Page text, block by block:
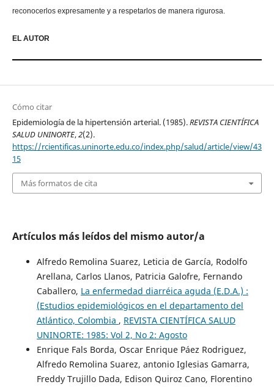
reconocerlos expresamente y a respetarlos de manera rigurosa.
EL AUTOR
Cómo citar
Epidemiología de la hipertensión arterial. (1985).REVISTA CIENTÍFICA
SALUD UNINORTE,2(2).
https://rcientificas.uninorte.edu.co/index.php/salud/article/view/43
15
Más formatos de cita
Artículos más leídos del mismo autor/a
Alfredo Remolina Suarez, Leticia de García, Rodolfo
Arellana, Carlos Llanos, Patricia Galofre, Fernando
Caballero, La enfermedad diarréica aguda (E.D.A.) :
(Estudios epidemiológicos en el departamento del
Atlántico, Colombia , REVISTA CIENTÍFICA SALUD
UNINORTE: 1985: Vol 2, No 2: Agosto
Enrique Fals Borda, Oscar Enrique Páez Rodriguez,
Alfredo Remolina Suarez, antonio Iglesias Gamarra,
Freddy Trujillo Dada, Edison Quiroz Cano, Florentino